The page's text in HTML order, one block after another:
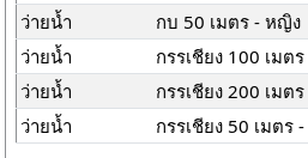
ว่ายน้ำ
กบ 50 เมตร - หญิง
ว่ายน้ำ
กรรเชียง 100 เมต
ว่ายน้ำ
กรรเชียง 200 เมต
ว่ายน้ำ
กรรเชียง 50 เมตร